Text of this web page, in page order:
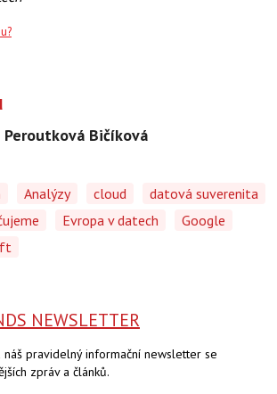
Peroutková Bičíková
Analýzy cloud
datová suverenita
Evropa v datech
Google
NEWSLETTER
pravidelný informační newsletter se
zpráv a článků.